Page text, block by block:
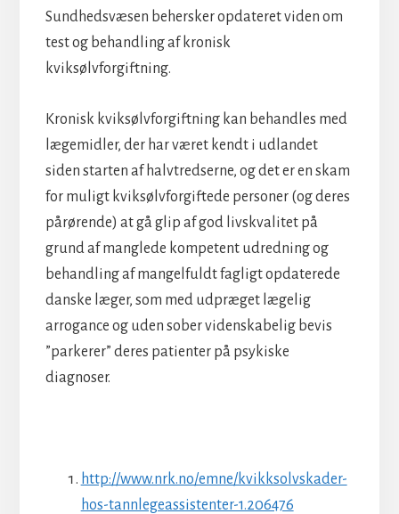
Sundhedsvæsen behersker opdateret viden om
test og behandling af kronisk
kviksølvforgiftning.
Kronisk kviksølvforgiftning kan behandles med
lægemidler, der har været kendt i udlandet
siden starten af halvtredserne, og det er en skam
for muligt kviksølvforgiftede personer (og deres
pårørende) at gå glip af god livskvalitet på
grund af manglede kompetent udredning og
behandling af mangelfuldt fagligt opdaterede
danske læger, som med udpræget lægelig
arrogance og uden sober videnskabelig bevis
”parkerer” deres patienter på psykiske
diagnoser.
http://www.nrk.no/emne/kvikksolvskader-
hos-tannlegeassistenter-1.206476